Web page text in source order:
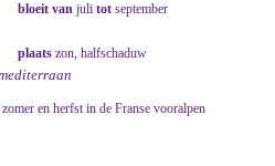
bloeit van juli tot september
plaats zon, halfschaduw
en herfst in de Franse vooralpen